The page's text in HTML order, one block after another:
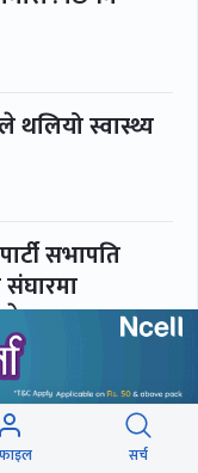
थलियो स्वास्थ्य
सभापति
गोलबजारमा
सर्च